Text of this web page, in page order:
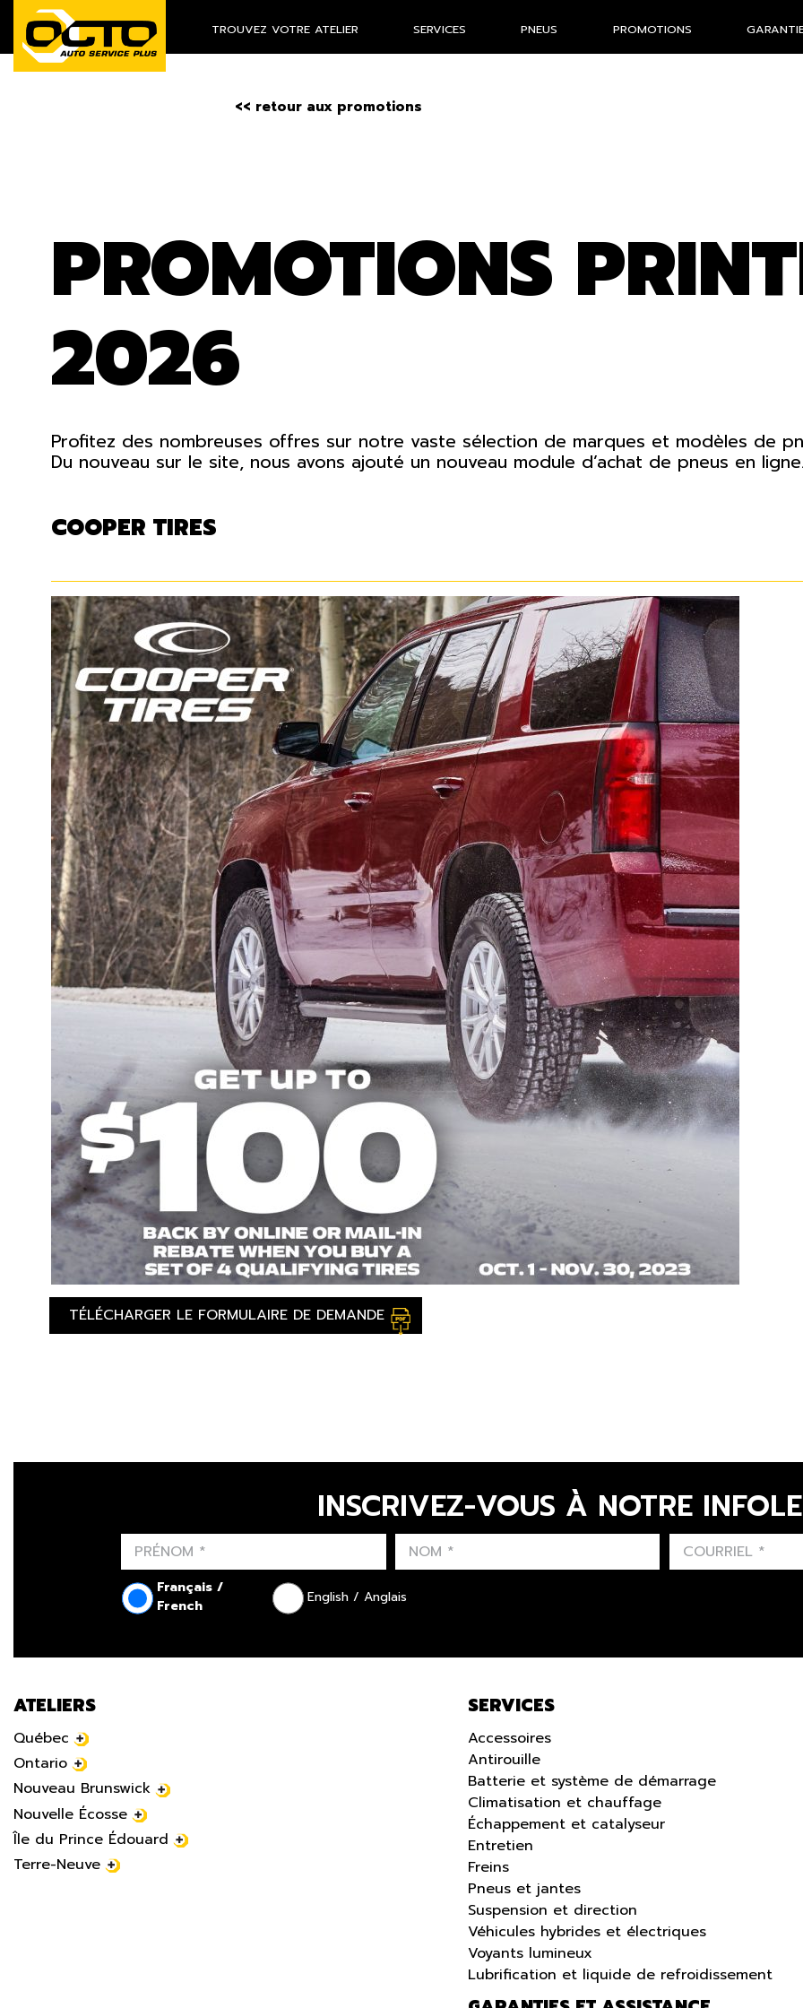
TROUVEZ VOTRE ATELIER SERVICES PNEUS PROMOTIONS
<< retour aux promotions
PROMOTIONS
2026
Profitez des nombreuses offres sur notre vaste sélection de marques et modèles de
Du nouveau sur le site, nous avons ajouté un nouveau module d’achat de pneus en
COOPER TIRES
TÉLÉCHARGER LE FORMULAIRE DE DEMANDE
INSCRIVEZ-VOUS À NOTRE
Français /
French
English / Anglais
ATELIERS
Québec
Ontario
Nouveau Brunswick
Nouvelle Écosse
Île du Prince Édouard
Terre-Neuve
SERVICES
Accessoires
Antirouille
Batterie et système de démarrage
Climatisation et chauffage
Échappement et catalyseur
Entretien
Freins
Pneus et jantes
Suspension et direction
Véhicules hybrides et électriques
Voyants lumineux
Lubrification et liquide de refroidissement